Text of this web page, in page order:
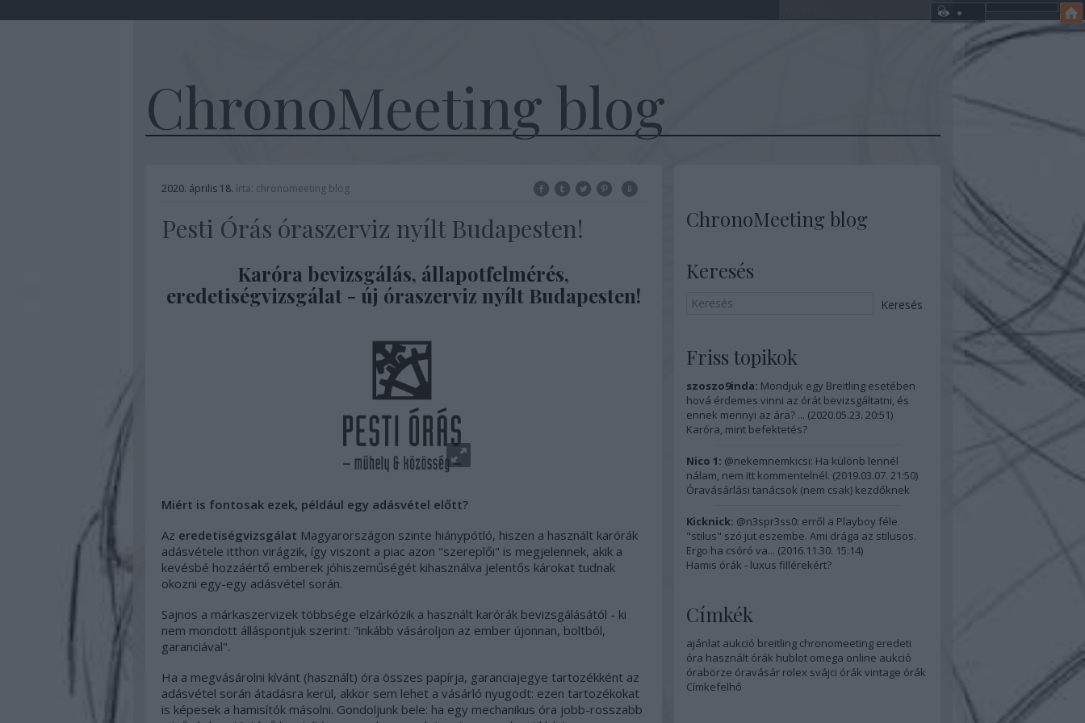
ChronoMeeting blog
2020. április 18. írta: chronomeeting blog
Pesti Órás óraszerviz nyílt Budapesten!
Karóra bevizsgálás, állapotfelmérés,
eredetiségvizsgálat - új óraszerviz nyílt Budapesten!
Miért is fontosak ezek, például egy adásvétel előtt?
Az eredetiségvizsgálat Magyarországon szinte hiánypótló, hiszen a használt karórák
adásvétele itthon virágzik, így viszont a piac azon "szereplői" is megjelennek, akik a
kevésbé hozzáértő emberek jóhiszeműségét kihasználva jelentős károkat tudnak
okozni egy-egy adásvétel során.
Sajnos a márkaszervizek többsége elzárkózik a használt karórák bevizsgálásától - ki
nem mondott álláspontjuk szerint: "inkább vásároljon az ember újonnan, boltból,
garanciával".
Ha a megvásárolni kívánt (használt) óra összes papírja, garanciajegye tartozékként az
adásvétel során átadásra kerül, akkor sem lehet a vásárló nyugodt: ezen tartozékokat
is képesek a hamisítók másolni. Gondoljunk bele: ha egy mechanikus óra jobb-rosszabb
ChronoMeeting blog
Keresés
Friss topikok
szoszo9inda: Mondjuk egy Breitling esetében
hová érdemes vinni az órát bevizsgáltatni, és
ennek mennyi az ára? ... (2020.05.23. 20:51)
Karóra, mint befektetés?
Nico 1: @nekemnemkicsi: Ha különb lennél
nálam, nem itt kommentelnél. (2019.03.07. 21:50)
Óravásárlási tanácsok (nem csak) kezdőknek
Kicknick: @n3spr3ss0: erről a Playboy féle
"stilus" szó jut eszembe. Ami drága az stilusos.
Ergo ha csóró va... (2016.11.30. 15:14)
Hamis órák - luxus fillérekért?
Címkék
ajánlat aukció breitling chronomeeting eredeti
óra használt órák hublot omega online aukció
órabörze óravásár rolex svájci órák vintage órák
Címkefelhő